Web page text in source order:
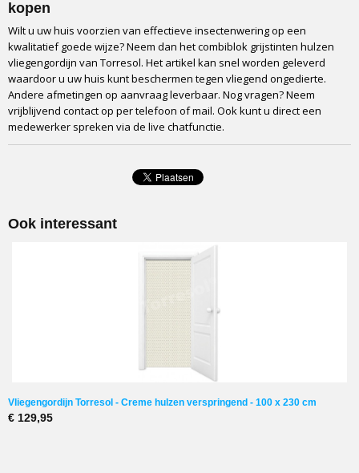
kopen
Wilt u uw huis voorzien van effectieve insectenwering op een
kwalitatief goede wijze? Neem dan het combiblok grijstinten hulzen
vliegengordijn van Torresol. Het artikel kan snel worden geleverd
waardoor u uw huis kunt beschermen tegen vliegend ongedierte.
Andere afmetingen op aanvraag leverbaar. Nog vragen? Neem
vrijblijvend contact op per telefoon of mail. Ook kunt u direct een
medewerker spreken via de live chatfunctie.
Ook interessant
Vliegengordijn Torresol - Creme hulzen verspringend - 100 x 230 cm
€ 129,95